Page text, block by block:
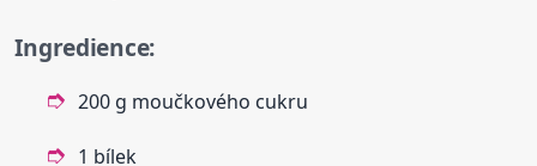
Ingredience:
200 g moučkového cukru
1 bílek